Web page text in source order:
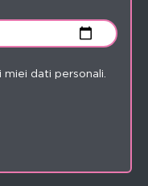
dati personali.